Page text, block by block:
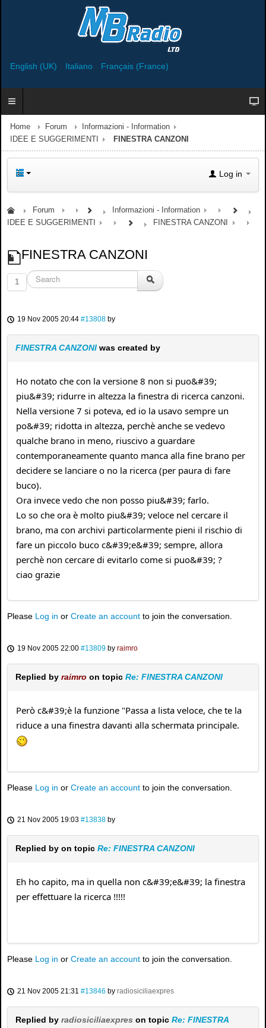
English (UK) Italiano Français (France)
Home Forum
Informazioni - Information
IDEE E SUGGERIMENTI
FINESTRA CANZONI
Log in
Forum
Informazioni - Information
IDEE E SUGGERIMENTI
FINESTRA CANZONI
FINESTRA CANZONI
1
19 Nov 2005 20:44 #13808 by
FINESTRA CANZONI was created by
Ho notato che con la versione 8 non si puo&#39;
piu&#39; ridurre in altezza la finestra di ricerca canzoni.
Nella versione 7 si poteva, ed io la usavo sempre un
po&#39; ridotta in altezza, perchè anche se vedevo
qualche brano in meno, riuscivo a guardare
contemporaneamente quanto manca alla fine brano per
decidere se lanciare o no la ricerca (per paura di fare
buco).
Ora invece vedo che non posso piu&#39; farlo.
Lo so che ora è molto piu&#39; veloce nel cercare il
brano, ma con archivi particolarmente pieni il rischio di
fare un piccolo buco c&#39;e&#39; sempre, allora
perchè non cercare di evitarlo come si puo&#39; ?
ciao grazie
Please Log in or Create an account to join the conversation.
19 Nov 2005 22:00 #13809 by raimro
Replied by raimro on topic Re: FINESTRA CANZONI
Però c&#39;è la funzione "Passa a lista veloce, che te la
riduce a una finestra davanti alla schermata principale.
Please Log in or Create an account to join the conversation.
21 Nov 2005 19:03 #13838 by
Replied by on topic Re: FINESTRA CANZONI
Eh ho capito, ma in quella non c&#39;e&#39; la finestra
per effettuare la ricerca !!!!!
Please Log in or Create an account to join the conversation.
21 Nov 2005 21:31 #13846 by radiosiciliaexpres
Replied by radiosiciliaexpres on topic Re: FINESTRA